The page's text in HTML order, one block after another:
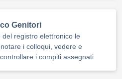
Genitori
registro elettronico le
i colloqui, vedere e
i compiti assegnati